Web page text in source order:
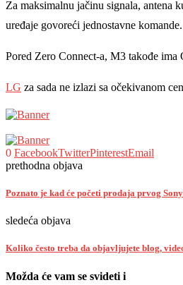
Za maksimalnu jačinu signala, antena
uređaje govoreći jednostavne komande.
Pored Zero Connect-a, M3 takođe
LG za sada ne izlazi sa očekivanom
0 FacebookTwitterPinterestEmail
prethodna objava
Poznato je kad će početi prodaja prvog
sledeća objava
Koliko često treba da objavljujete blog,
Možda će vam se svideti i